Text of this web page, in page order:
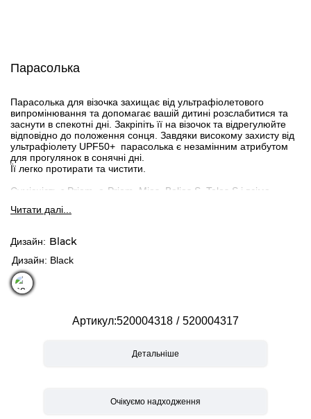
Парасолька
Парасолька для візочка захищає від ультрафіолетового
випромінювання та допомагає вашій дитині розслабитися та
заснути в спекотні дні. Закріпіть її на візочок та відрегулюйте
відповідно до положення сонця. Завдяки високому захисту від
ультрафіолету UPF50+ парасолька є незамінним атрибутом
для прогулянок в сонячні дні.
Її легко протирати та чистити.
Сумісність з Priam, e-Priam, Mios, Balios S, Talos S і всіма
Читати далi...
Дизайн Black
Дизайн: Black
Артикул 520004318 520004317
Детальніше